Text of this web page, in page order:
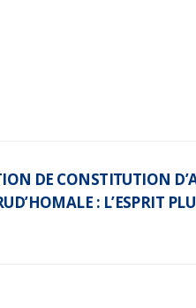
DE CONSTITUTION
: L’ESPRIT